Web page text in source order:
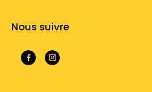
Nous suivre